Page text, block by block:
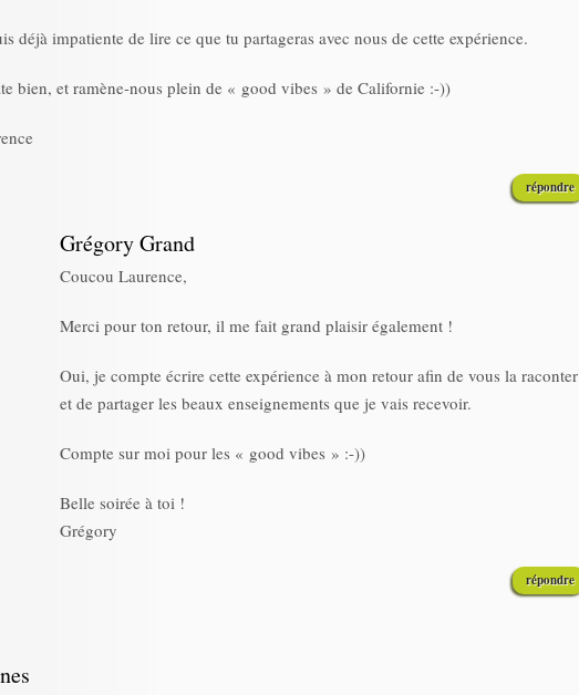
déjà impatiente de lire ce que tu partageras avec nous de cette expérience.
bien, et ramène-nous plein de « good vibes » de Californie :-))
répondre
Grégory Grand
Coucou Laurence,
Merci pour ton retour, il me fait grand plaisir également !
Oui, je compte écrire cette expérience à mon retour afin de vous la raconter
et de partager les beaux enseignements que je vais recevoir.
Compte sur moi pour les « good vibes » :-))
Belle soirée à toi !
Grégory
répondre